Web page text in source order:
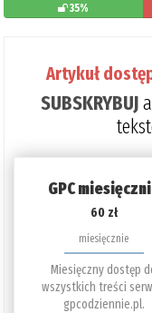
35%
Artykuł
SUBSKRYBUJ
GPC
60 zł
miesięcznie
Miesięczny dostęp
wszystkich treści
gpcodziennie.pl.